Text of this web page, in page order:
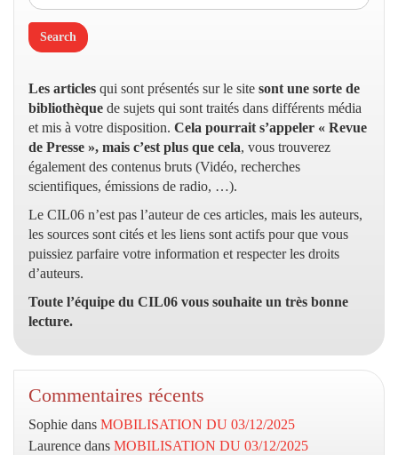
théâtre
Les articles qui sont présentés sur le site sont une sorte de
bibliothèque de sujets qui sont traités dans différents média
et mis à votre disposition. Cela pourrait s’appeler « Revue
de Presse », mais c’est plus que cela, vous trouverez
également des contenus bruts (Vidéo, recherches
scientifiques, émissions de radio, …).
Le CIL06 n’est pas l’auteur de ces articles, mais les auteurs,
les sources sont cités et les liens sont actifs pour que vous
puissiez parfaire votre information et respecter les droits
d’auteurs.
Toute l’équipe du CIL06 vous souhaite un très bonne
lecture.
Commentaires récents
Sophie dans MOBILISATION DU 03/12/2025
Laurence dans MOBILISATION DU 03/12/2025